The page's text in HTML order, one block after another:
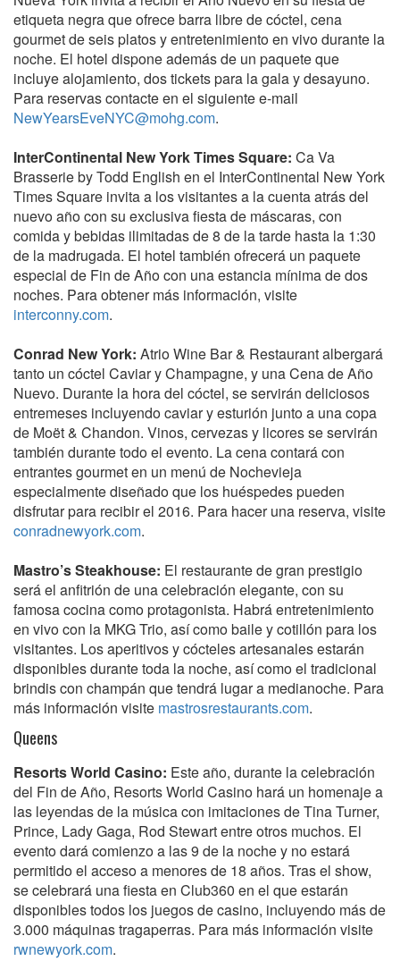
etiqueta negra que ofrece barra libre de cóctel, cena
gourmet de seis platos y entretenimiento en vivo durante la
noche. El hotel dispone además de un paquete que
incluye alojamiento, dos tickets para la gala y desayuno.
Para reservas contacte en el siguiente e-mail
NewYearsEveNYC@mohg.com.
InterContinental New York Times Square: Ca Va
Brasserie by Todd English en el InterContinental New York
Times Square invita a los visitantes a la cuenta atrás del
nuevo año con su exclusiva fiesta de máscaras, con
comida y bebidas ilimitadas de 8 de la tarde hasta la 1:30
de la madrugada. El hotel también ofrecerá un paquete
especial de Fin de Año con una estancia mínima de dos
noches. Para obtener más información, visite
interconny.com.
Conrad New York: Atrio Wine Bar & Restaurant albergará
tanto un cóctel Caviar y Champagne, y una Cena de Año
Nuevo. Durante la hora del cóctel, se servirán deliciosos
entremeses incluyendo caviar y esturión junto a una copa
de Moët & Chandon. Vinos, cervezas y licores se servirán
también durante todo el evento. La cena contará con
entrantes gourmet en un menú de Nochevieja
especialmente diseñado que los huéspedes pueden
disfrutar para recibir el 2016. Para hacer una reserva, visite
conradnewyork.com.
Mastro’s Steakhouse: El restaurante de gran prestigio
será el anfitrión de una celebración elegante, con su
famosa cocina como protagonista. Habrá entretenimiento
en vivo con la MKG Trio, así como baile y cotillón para los
visitantes. Los aperitivos y cócteles artesanales estarán
disponibles durante toda la noche, así como el tradicional
brindis con champán que tendrá lugar a medianoche. Para
más información visite mastrosrestaurants.com.
Queens
Resorts World Casino: Este año, durante la celebración
del Fin de Año, Resorts World Casino hará un homenaje a
las leyendas de la música con imitaciones de Tina Turner,
Prince, Lady Gaga, Rod Stewart entre otros muchos. El
evento dará comienzo a las 9 de la noche y no estará
permitido el acceso a menores de 18 años. Tras el show,
se celebrará una fiesta en Club360 en el que estarán
disponibles todos los juegos de casino, incluyendo más de
3.000 máquinas tragaperras. Para más información visite
rwnewyork.com.